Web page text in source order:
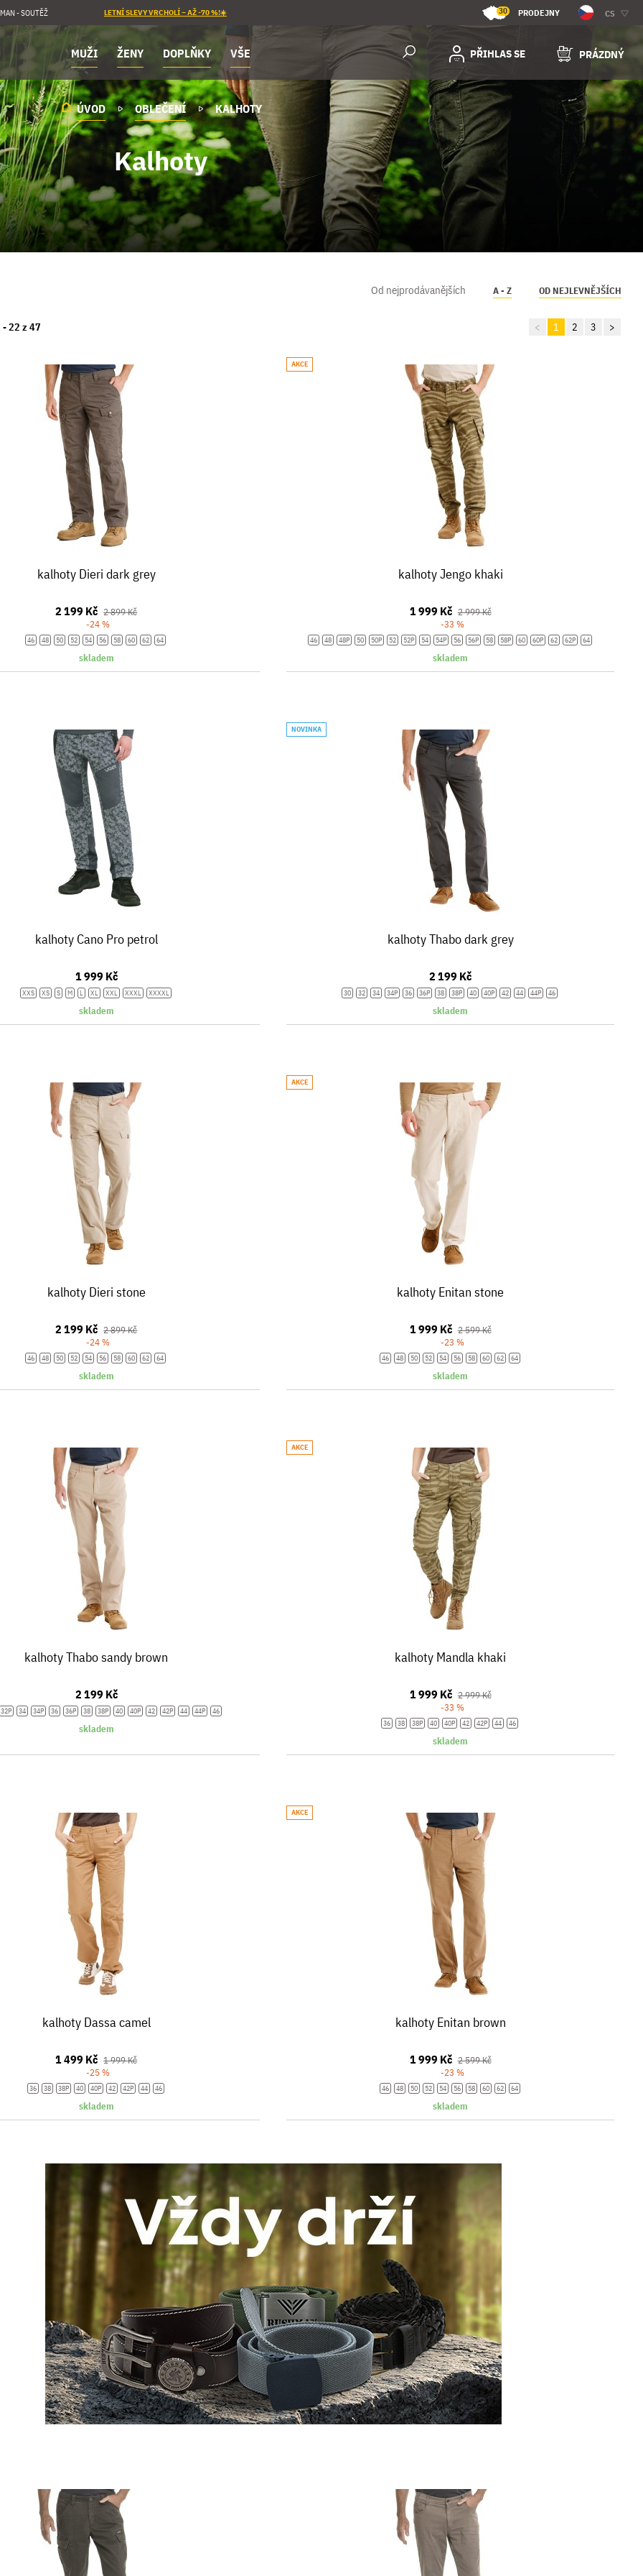
- SOUTĚŽ LETNÍ SLEVY VRCHOLÍ – AŽ -70 %!☀️ 30 PRODEJNY CS
MUŽI ŽENY DOPLŇKY VŠE PŘIHLAS SE PRÁZDNÝ
ÚVOD OBLEČENÍ KALHOTY
Kalhoty
Od nejprodávanějších A - Z OD NEJLEVNĚJŠÍCH
-22 z 47 < 1 2 3 >
kalhoty Dieri dark grey
2 199 Kč 2 899 Kč
-24 %
46 48 50 52 54 56 58 60 62 64
skladem
AKCE
kalhoty Jengo khaki
1 999 Kč 2 999 Kč
-33 %
46 48 48P 50 50P 52 52P 54 54P 56 56P 58 58P 60 60P 62 62P 64
skladem
kalhoty Cano Pro petrol
1 999 Kč
XXS XS S M L XL XXL XXXL XXXXL
skladem
NOVINKA
kalhoty Thabo dark grey
2 199 Kč
30 32 34 34P 36 36P 38 38P 40 40P 42 44 44P 46
skladem
kalhoty Dieri stone
2 199 Kč 2 899 Kč
-24 %
46 48 50 52 54 56 58 60 62 64
skladem
AKCE
kalhoty Enitan stone
1 999 Kč 2 599 Kč
-23 %
46 48 50 52 54 56 58 60 62 64
skladem
kalhoty Thabo sandy brown
2 199 Kč
32P 34 34P 36 36P 38 38P 40 40P 42 42P 44 44P 46
skladem
AKCE
kalhoty Mandla khaki
1 999 Kč 2 999 Kč
-33 %
36 38 38P 40 40P 42 42P 44 46
skladem
kalhoty Dassa camel
1 499 Kč 1 999 Kč
-25 %
36 38 38P 40 40P 42 42P 44 46
skladem
AKCE
kalhoty Enitan brown
1 999 Kč 2 599 Kč
-23 %
46 48 50 52 54 56 58 60 62 64
skladem